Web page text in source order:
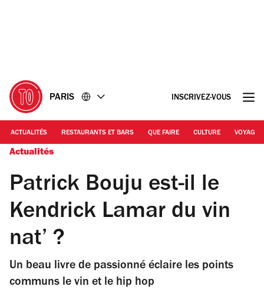
PARIS INSCRIVEZ-VOUS
ACTUALITÉS RESTAURANTS ET BARS QUE FAIRE CULTURE VOYAGE
Actualités
Patrick Bouju est-il le
Kendrick Lamar du vin
nat’ ?
Un beau livre de passionné éclaire les points
communs le vin et le hip hop